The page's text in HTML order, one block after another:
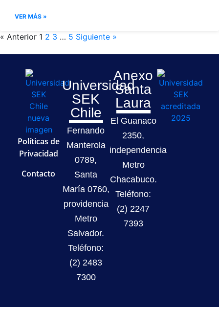
VER MÁS »
« Anterior 1 2 3 … 5 Siguiente »
Políticas de
Privacidad
Contacto
Universidad
SEK
Chile
Fernando
Manterola
0789,
Santa
María 0760,
providencia
Metro
Salvador.
Teléfono:
(2) 2483
7300
Anexo
Santa
Laura
El Guanaco
2350,
independencia
Metro
Chacabuco.
Teléfono:
(2) 2247
7393